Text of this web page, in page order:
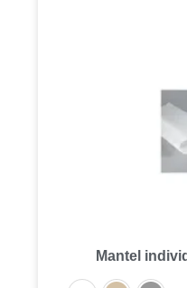
Mantel